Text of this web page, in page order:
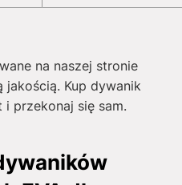
na naszej stronie
jakością. Kup dywanik
i przekonaj się sam.